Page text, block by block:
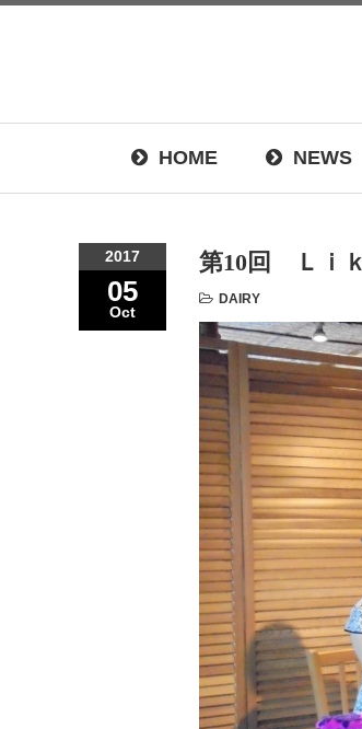
HOME NEWS
2017
05
Oct
第10回 Ｌｉ
DAIRY